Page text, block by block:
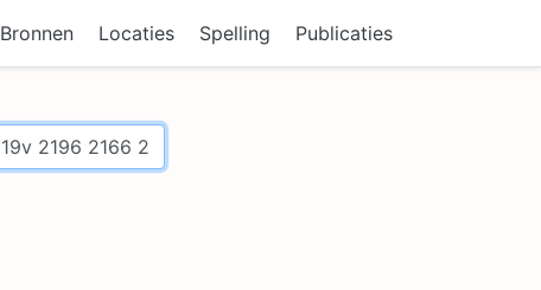
Bronnen Locaties Spelling Publicaties